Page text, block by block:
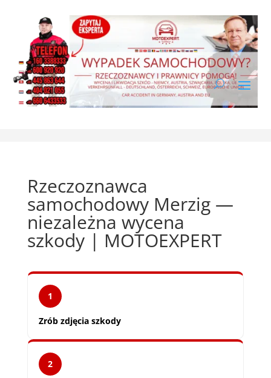
Rzeczoznawca
samochodowy Merzig —
niezależna wycena
szkody | MOTOEXPERT
1
Zrób zdjęcia szkody
2